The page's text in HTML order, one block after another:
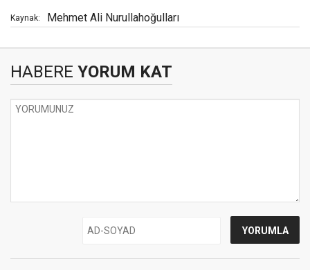
Kaynak: Mehmet Ali Nurullahoğulları
HABERE YORUM KAT